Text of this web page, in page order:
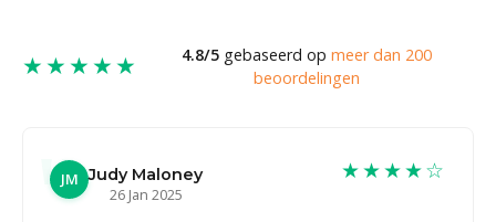
★★★★★ 4.8/5gebaseerd op meer dan 200
beoordelingen
JM Judy Maloney
26 Jan 2025
★★★★☆